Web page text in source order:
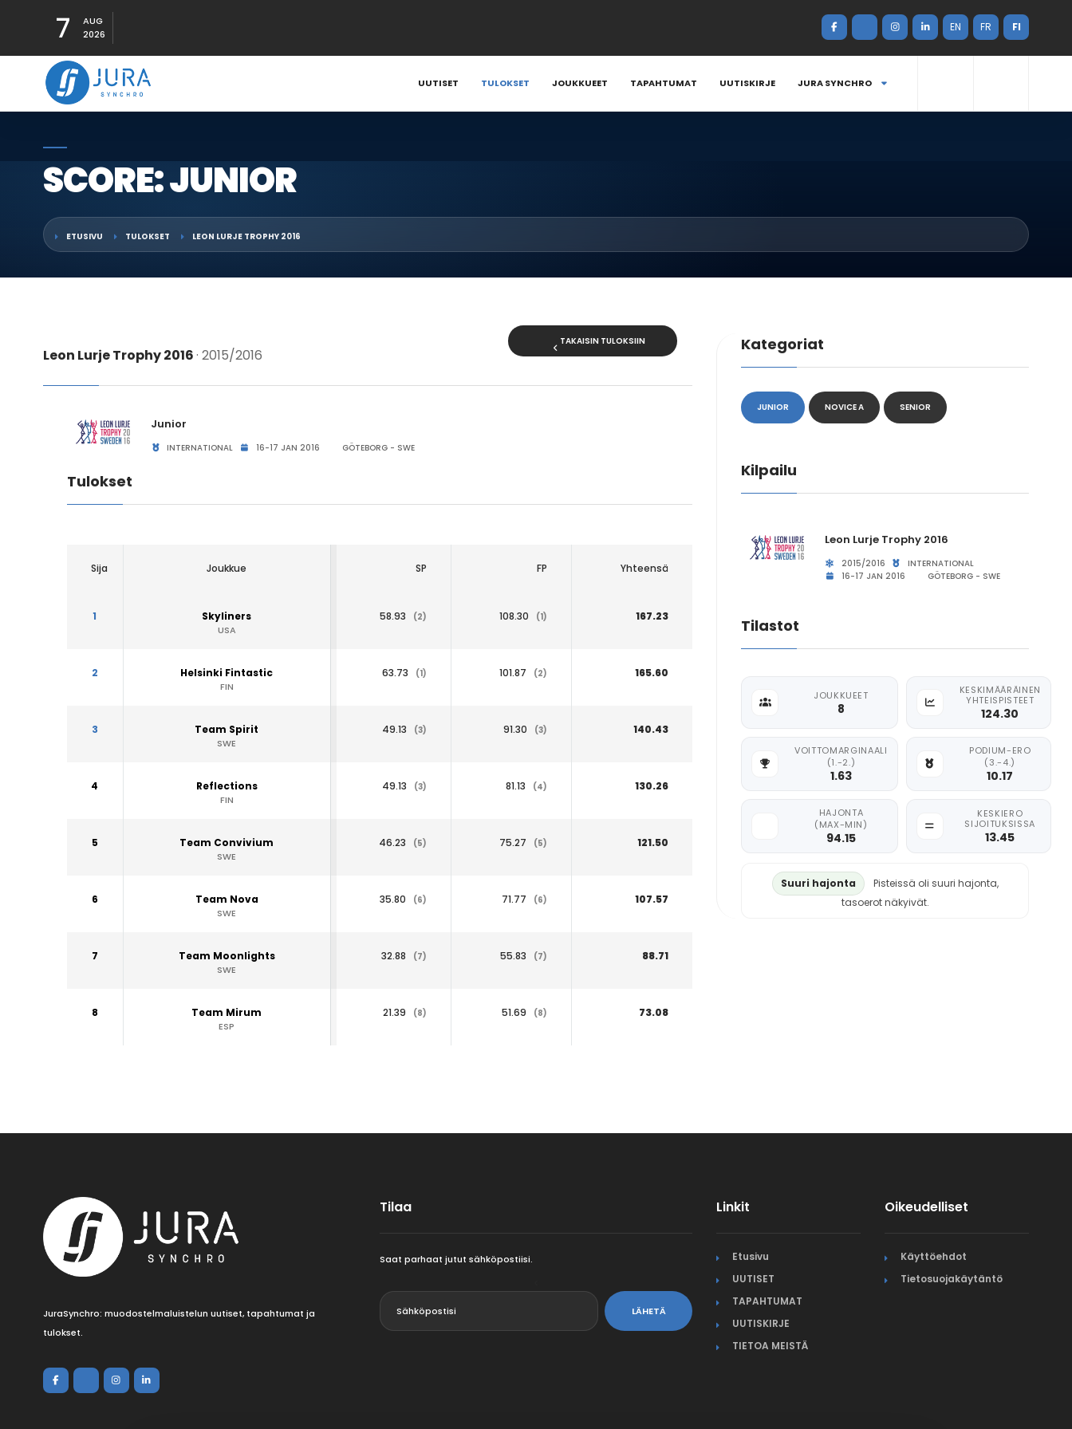
7
AUG
2026
EN FR FI
UUTISET TULOKSET JOUKKUEET TAPAHTUMAT UUTISKIRJE JURA SYNCHRO
SCORE: JUNIOR
ETUSIVU TULOKSET LEON LURJE TROPHY 2016
Leon Lurje Trophy 2016· 2015/2016
TAKAISIN TULOKSIIN
Junior
INTERNATIONAL 16-17 JAN 2016 GÖTEBORG - SWE
Tulokset
Sija Joukkue SP FP Yhteensä
1 Skyliners
USA
58.93 (2) 108.30 (1) 167.23
2 Helsinki Fintastic
FIN
63.73 (1) 101.87 (2) 165.60
3 Team Spirit
SWE
49.13 (3) 91.30 (3) 140.43
4 Reflections
FIN
49.13 (3) 81.13 (4) 130.26
5 Team Convivium
SWE
46.23 (5) 75.27 (5) 121.50
6 Team Nova
SWE
35.80 (6) 71.77 (6) 107.57
7 Team Moonlights
SWE
32.88 (7) 55.83 (7) 88.71
8 Team Mirum
ESP
21.39 (8) 51.69 (8) 73.08
Kategoriat
JUNIOR NOVICE A SENIOR
Kilpailu
Leon Lurje Trophy 2016
2015/2016
INTERNATIONAL
16-17 JAN 2016
GÖTEBORG - SWE
Tilastot
JOUKKUEET
8
KESKIMÄÄRÄINEN
YHTEISPISTEET
124.30
VOITTOMARGINAALI
(1.-2.)
1.63
PODIUM-ERO
(3.-4.)
10.17
HAJONTA
(MAX-MIN)
94.15
KESKIERO
SIJOITUKSISSA
13.45
Suuri hajonta
Pisteissä oli suuri hajonta,
tasoerot näkyivät.
JuraSynchro: muodostelmaluistelun uutiset, tapahtumat ja
tulokset.
Tilaa
Saat parhaat jutut sähköpostiisi.
LÄHETÄ
Linkit
Etusivu
UUTISET
TAPAHTUMAT
UUTISKIRJE
TIETOA MEISTÄ
Oikeudelliset
Käyttöehdot
Tietosuojakäytäntö